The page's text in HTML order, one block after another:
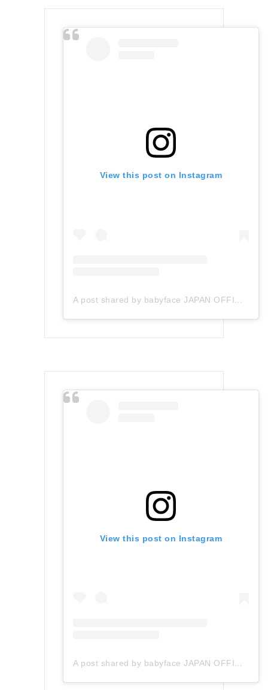
View this post on Instagram
A post shared by babyface JAPAN OFFICIAL (@babyface_japan)
View this post on Instagram
A post shared by babyface JAPAN OFFICIAL (@babyface_japan)